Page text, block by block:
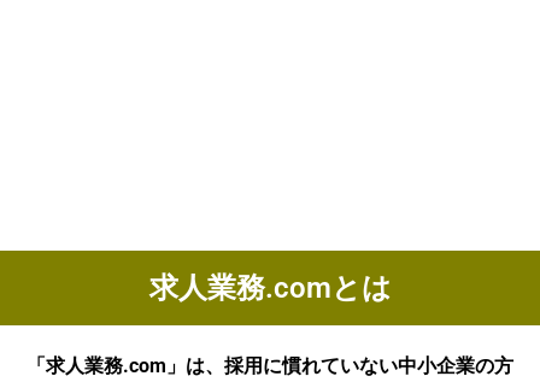
求人業務.comとは
「求人業務.com」は、採用に慣れていない中小企業の方